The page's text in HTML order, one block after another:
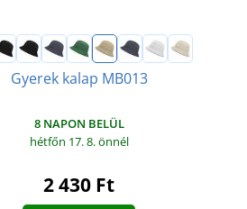
Gyerek kalap MB013
8 NAPON BELÜL
hétfőn 17. 8.önnél
2 430 Ft